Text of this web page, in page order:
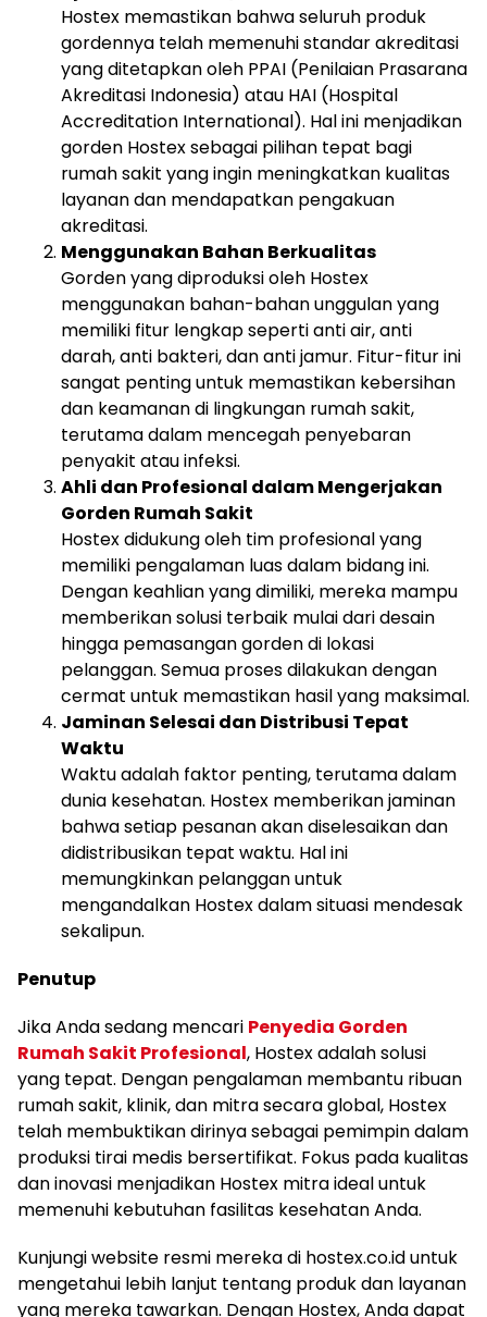
Hostex memastikan bahwa seluruh produk
gordennya telah memenuhi standar akreditasi
yang ditetapkan oleh PPAI (Penilaian Prasarana
Akreditasi Indonesia) atau HAI (Hospital
Accreditation International). Hal ini menjadikan
gorden Hostex sebagai pilihan tepat bagi
rumah sakit yang ingin meningkatkan kualitas
layanan dan mendapatkan pengakuan
akreditasi.
Menggunakan Bahan Berkualitas
Gorden yang diproduksi oleh Hostex
menggunakan bahan-bahan unggulan yang
memiliki fitur lengkap seperti anti air, anti
darah, anti bakteri, dan anti jamur. Fitur-fitur ini
sangat penting untuk memastikan kebersihan
dan keamanan di lingkungan rumah sakit,
terutama dalam mencegah penyebaran
penyakit atau infeksi.
Ahli dan Profesional dalam Mengerjakan
Gorden Rumah Sakit
Hostex didukung oleh tim profesional yang
memiliki pengalaman luas dalam bidang ini.
Dengan keahlian yang dimiliki, mereka mampu
memberikan solusi terbaik mulai dari desain
hingga pemasangan gorden di lokasi
pelanggan. Semua proses dilakukan dengan
cermat untuk memastikan hasil yang maksimal.
Jaminan Selesai dan Distribusi Tepat
Waktu
Waktu adalah faktor penting, terutama dalam
dunia kesehatan. Hostex memberikan jaminan
bahwa setiap pesanan akan diselesaikan dan
didistribusikan tepat waktu. Hal ini
memungkinkan pelanggan untuk
mengandalkan Hostex dalam situasi mendesak
sekalipun.
Penutup
Jika Anda sedang mencari Penyedia Gorden
Rumah Sakit Profesional, Hostex adalah solusi
yang tepat. Dengan pengalaman membantu ribuan
rumah sakit, klinik, dan mitra secara global, Hostex
telah membuktikan dirinya sebagai pemimpin dalam
produksi tirai medis bersertifikat. Fokus pada kualitas
dan inovasi menjadikan Hostex mitra ideal untuk
memenuhi kebutuhan fasilitas kesehatan Anda.
Kunjungi website resmi mereka di hostex.co.id untuk
mengetahui lebih lanjut tentang produk dan layanan
yang mereka tawarkan. Dengan Hostex, Anda dapat